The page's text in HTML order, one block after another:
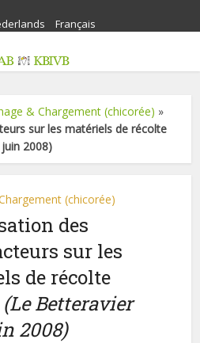
Français
& Chargement (chicorée) »
sur les matériels de récolte
2008)
(chicorée)
des
sur les
de récolte
(Le Betteravier
2008)